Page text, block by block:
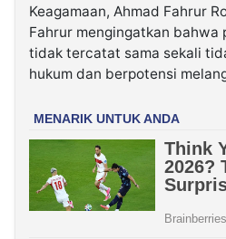
Keagamaan, Ahmad Fahrur
Fahrur mengingatkan bahwa
tidak tercatat sama sekali
hukum dan berpotensi